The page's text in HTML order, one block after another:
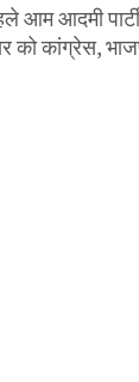
आम आदमी पार्टी
को कांग्रेस,